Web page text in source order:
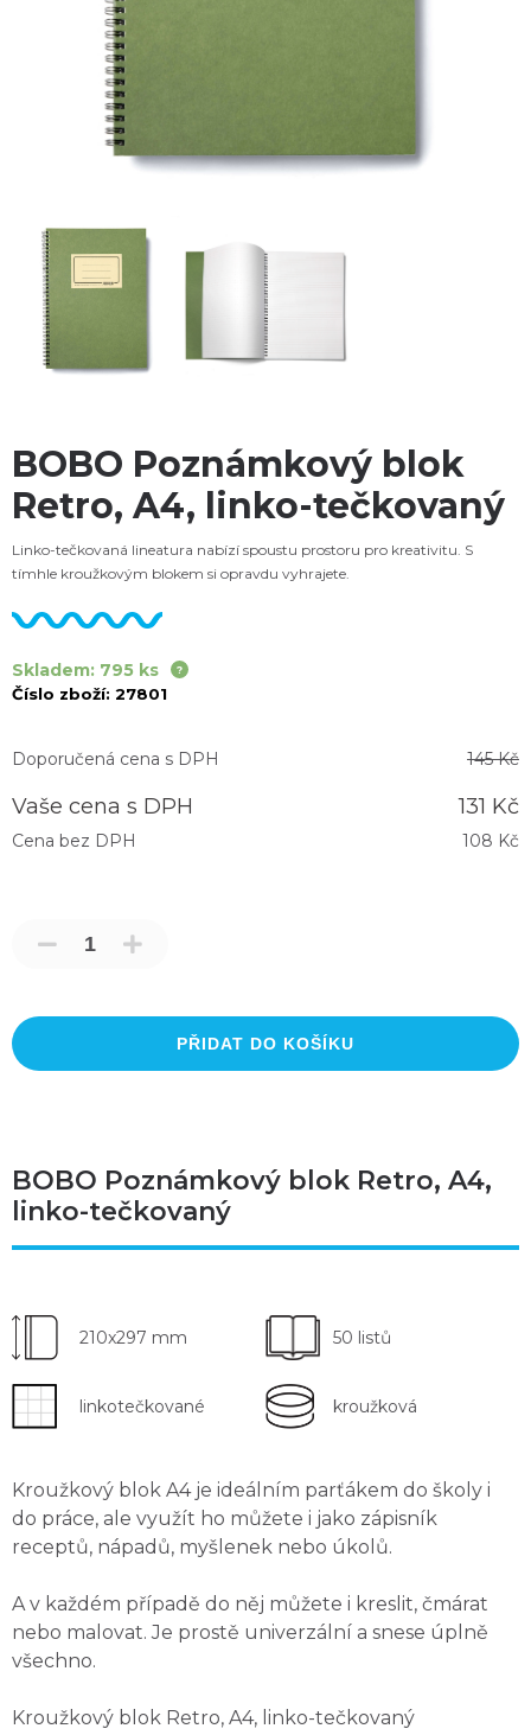
BOBO Poznámkový blok
Retro, A4, linko-tečkovaný
Linko-tečkovaná lineatura nabízí spoustu prostoru pro kreativitu. S
tímhle kroužkovým blokem si opravdu vyhrajete.
Skladem: 795 ks
Číslo zboží: 27801
Doporučená cena s DPH 145 Kč
Vaše cena s DPH 131 Kč
Cena bez DPH 108 Kč
PŘIDAT DO KOŠÍKU
BOBO Poznámkový blok Retro, A4,
linko-tečkovaný
210x297 mm 50 listů
linkotečkované kroužková
Kroužkový blok A4 je ideálním parťákem do školy i
do práce, ale využít ho můžete i jako zápisník
receptů, nápadů, myšlenek nebo úkolů.
A v každém případě do něj můžete i kreslit, čmárat
nebo malovat. Je prostě univerzální a snese úplně
všechno.
Kroužkový blok Retro, A4, linko-tečkovaný